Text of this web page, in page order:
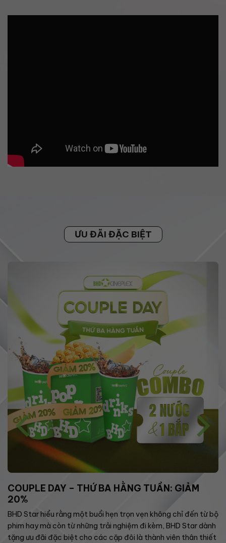
ƯU ĐÃI ĐẶC BIỆT
COUPLE DAY – THỨ BA HẰNG TUẦN: GIẢM
20%
BHD Star hiểu rằng một buổi hẹn trọn vẹn không chỉ đến từ bộ
phim hay mà còn từ những trải nghiệm đi kèm, BHD Star dành
tặng ưu đãi đặc biệt cho các cặp đôi là thành viên thân thiết